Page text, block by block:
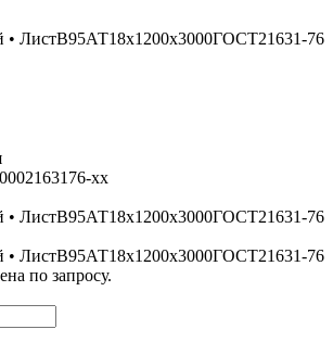
ЛистВ95АТ18х1200х3000ГОСТ21631-76
xx
ЛистВ95АТ18х1200х3000ГОСТ21631-76
ЛистВ95АТ18х1200х3000ГОСТ21631-76
по запросу.